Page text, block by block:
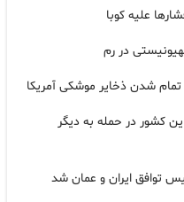
علیه کوبا
در رم
شدن ذخایر موشکی آمریکا
کشور در حمله به دیگر
توافق ایران و عمان شد